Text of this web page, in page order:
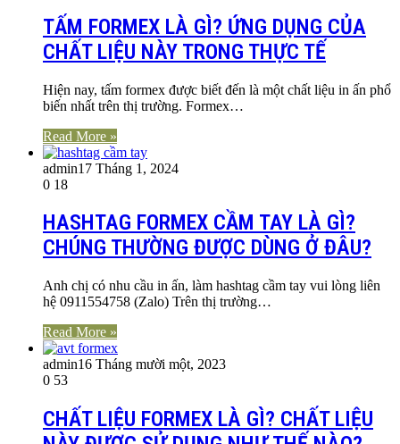
TẤM FORMEX LÀ GÌ? ỨNG DỤNG CỦA
CHẤT LIỆU NÀY TRONG THỰC TẾ
Hiện nay, tấm formex được biết đến là một chất liệu in ấn phổ
biến nhất trên thị trường. Formex…
Read More »
admin17 Tháng 1, 2024
0 18
HASHTAG FORMEX CẦM TAY LÀ GÌ?
CHÚNG THƯỜNG ĐƯỢC DÙNG Ở ĐÂU?
Anh chị có nhu cầu in ấn, làm hashtag cầm tay vui lòng liên
hệ 0911554758 (Zalo) Trên thị trường…
Read More »
admin16 Tháng mười một, 2023
0 53
CHẤT LIỆU FORMEX LÀ GÌ? CHẤT LIỆU